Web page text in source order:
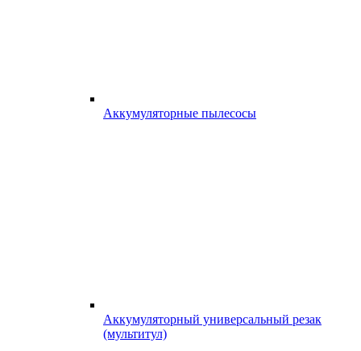
Аккумуляторные пылесосы
Аккумуляторный универсальный резак
(мультитул)